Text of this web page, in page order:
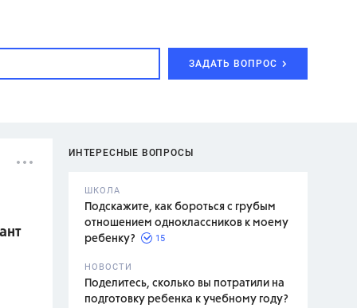
ЗАДАТЬ ВОПРОС
ИНТЕРЕСНЫЕ ВОПРОСЫ
ШКОЛА
Подскажите, как бороться с грубым
отношением одноклассников к моему
ребенку?
15
НОВОСТИ
Поделитесь, сколько вы потратили на
подготовку ребенка к учебному году?